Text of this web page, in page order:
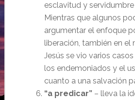
esclavitud y
Mientras que algunos
argumentar el enfoque
liberación, también en el
Jesús se vio varios
los endemoniados y el
cuanto a una salvación
“a predicar”– lleva la